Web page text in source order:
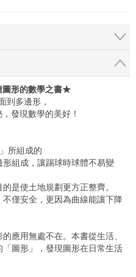
形的數學之書★
到多邊形，
發現數學的美好！
所組成的
組成，讓踢球時球體不易變
是使土地規劃更方正整齊。
僅安全，更因為曲線能讓下降
應用無處不在。本書從生活、
圖形」，發現圖形在日常生活